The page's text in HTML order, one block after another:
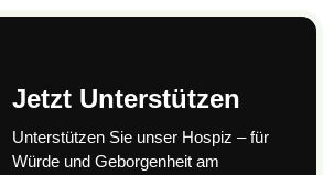
Jetzt Unterstützen
Unterstützen Sie unser Hospiz – für
Würde und Geborgenheit am